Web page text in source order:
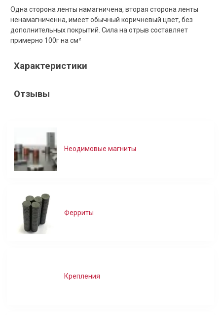
Одна сторона ленты намагничена, вторая сторона ленты
ненамагниченна, имеет обычный коричневый цвет, без
дополнительных покрытий. Сила на отрыв составляет
примерно 100г на см²
Характеристики
Отзывы
Неодимовые магниты
Ферриты
Крепления